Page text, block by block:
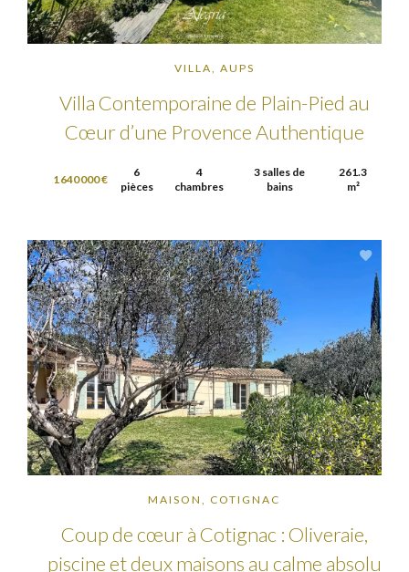
VILLA, AUPS
Villa Contemporaine de Plain-Pied au
Cœur d’une Provence Authentique
1 640 000 €
6
pièces
4
chambres
3 salles de
bains
261.3
m²
MAISON, COTIGNAC
Coup de cœur à Cotignac : Oliveraie,
piscine et deux maisons au calme absolu